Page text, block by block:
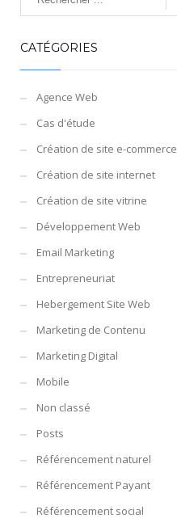
CATÉGORIES
Agence Web
Cas d'étude
Création de site e-commerce
Création de site internet
Création de site vitrine
Développement Web
Email Marketing
Entrepreneuriat
Hebergement Site Web
Marketing de Contenu
Marketing Digital
Mobile
Non classé
Posts
Référencement naturel
Référencement Payant
Référencement social